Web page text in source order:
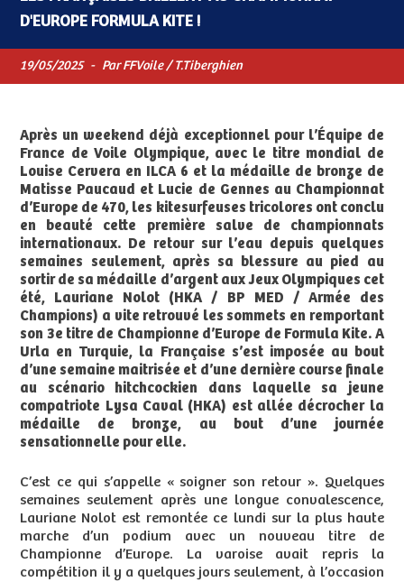
D'EUROPE FORMULA KITE !
19/05/2025 - Par FFVoile / T.Tiberghien
Après un weekend déjà exceptionnel pour l’Équipe de
France de Voile Olympique, avec le titre mondial de
Louise Cervera en ILCA 6 et la médaille de bronze de
Matisse Paucaud et Lucie de Gennes au Championnat
d’Europe de 470, les kitesurfeuses tricolores ont conclu
en beauté cette première salve de championnats
internationaux. De retour sur l’eau depuis quelques
semaines seulement, après sa blessure au pied au
sortir de sa médaille d’argent aux Jeux Olympiques cet
été, Lauriane Nolot (HKA / BP MED / Armée des
Champions) a vite retrouvé les sommets en remportant
son 3e titre de Championne d’Europe de Formula Kite. A
Urla en Turquie, la Française s’est imposée au bout
d’une semaine maitrisée et d’une dernière course finale
au scénario hitchcockien dans laquelle sa jeune
compatriote Lysa Caval (HKA) est allée décrocher la
médaille de bronze, au bout d’une journée
sensationnelle pour elle.
C’est ce qui s’appelle « soigner son retour ». Quelques
semaines seulement après une longue convalescence,
Lauriane Nolot est remontée ce lundi sur la plus haute
marche d’un podium avec un nouveau titre de
Championne d’Europe. La varoise avait repris la
compétition il y a quelques jours seulement, à l’occasion